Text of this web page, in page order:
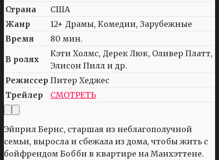
Страна
США
Жанр
12+ Драмы, Комедии, Зарубежные
Время
80 мин.
В ролях
Кэти Холмс, Дерек Люк, Оливер Платт,
Элисон Пилл и др.
Режиссер Питер Хеджес
Трейлер
СМОТРЕТЬ
Эйприл Бернс, старшая из неблагополучной
семьи, выросла и сбежала из дома, чтобы жить с
бойфрендом Бобби в квартире на Манхэттене.